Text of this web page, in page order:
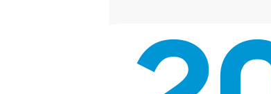
Замена кнопки включения